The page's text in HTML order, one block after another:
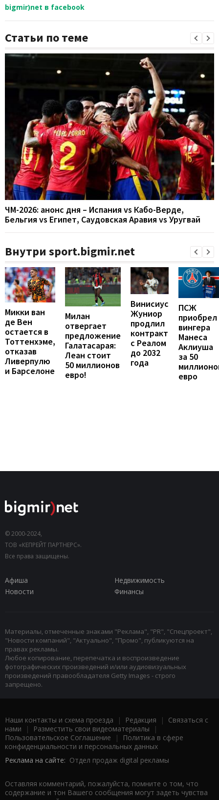
bigmir)net в facebook
Статьи по теме
ЧМ-2026: анонс дня – Испания vs Кабо-Верде,
Бельгия vs Египет, Саудовская Аравия vs Уругвай
Внутри sport.bigmir.net
Микки ван
де Вен
остается в
Тоттенхэме,
отказав
Ливерпулю
и Барселоне
Милан
отвергает
предложение
Галатасарая:
Леан стоит
50 миллионов
евро!
Винисиус
Жуниор
продлил
контракт
с Реалом
до 2032
года
ПСЖ
приобрел
вингера
Манеса
Аклиуша
за 50
евро
© 2000-2024,
ТОВ «КЕПРЕЙТ ПАРТНЕРС».
Все права защищены.
Афиша
Недвижимость
Новости
Финансы
Материалы, отмеченные знаками "Реклама", "PR", "Спецпроект",
"Новости компаний", "Актуально", "Промо", публикуются на
правах рекламы.
Любое копирование, перепечатка и воспроизведение
фотографических произведений и/или аудиовизуальных
произведений правообладателя Getty Images - строго
запрещено.
Наши контакты и схема проезда | Редакция | Связаться с
нами | Разместить свои видеоматериалы |
Пользовательское Соглашение |
Политика в сфере
конфиденциальности и персональных данных
Реклама на сайте: Отдел продаж digital рекламы
Оставляя комментарий, пожалуйста, помните о том, что
содержание и тон Вашего сообщения могут задеть чувства